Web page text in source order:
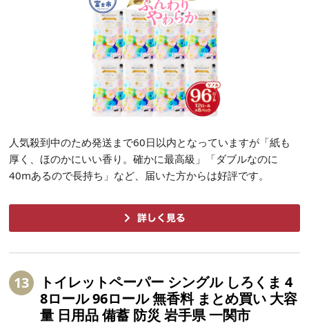
人気殺到中のため発送まで60日以内となっていますが「紙も
厚く、ほのかにいい香り。確かに最高級」「ダブルなのに
40mあるので長持ち」など、届いた方からは好評です。
13
トイレットペーパー シングル しろくま 4
8ロール 96ロール 無香料 まとめ買い 大容
量 日用品 備蓄 防災 岩手県 一関市